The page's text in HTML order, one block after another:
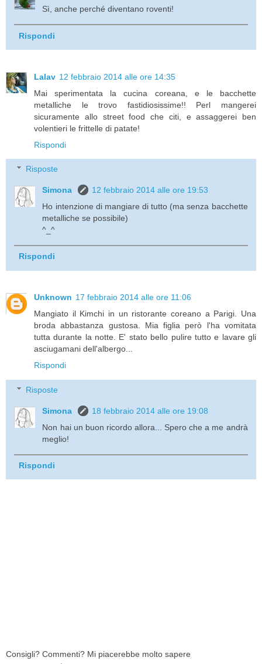
Sì, anche perché diventano roventi!
Rispondi
Lalav 12 febbraio 2014 alle ore 14:35
Mai sperimentata la cucina coreana, e le bacchette
metalliche le trovo fastidiosissime!! Perl mangerei
sicuramente allo street food che citi, e assaggerei ben
volentieri le frittelle di patate!
Rispondi
Risposte
Simona
12 febbraio 2014 alle ore 19:53
Ho intenzione di mangiare di tutto (ma senza bacchette
metalliche se possibile)
^_^
Rispondi
Unknown 17 febbraio 2014 alle ore 11:06
Mangiato il Kimchi in un ristorante coreano a Parigi. Una
broda abbastanza gustosa. Mia figlia però l'ha vomitata
tutta durante la notte. E' stato bello pulire tutto e lavare gli
asciugamani dell'albergo...
Rispondi
Risposte
Simona
18 febbraio 2014 alle ore 19:08
Non hai un buon ricordo allora... Spero che a me andrà
meglio!
Rispondi
Consigli? Commenti? Mi piacerebbe molto sapere